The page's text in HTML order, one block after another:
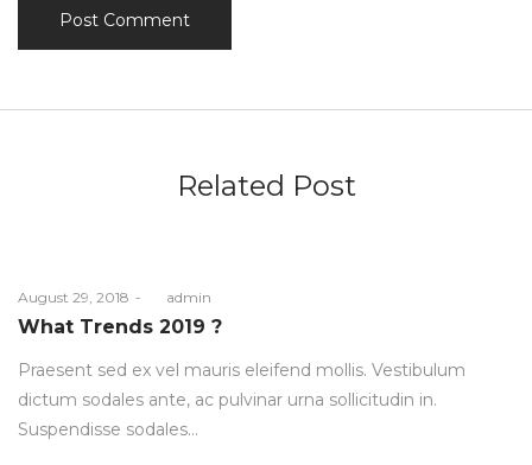
Related Post
Posted
on
August 29, 2018 admin
What Trends 2019 ?
Praesent sed ex vel mauris eleifend mollis. Vestibulum
dictum sodales ante, ac pulvinar urna sollicitudin in.
Suspendisse sodales…